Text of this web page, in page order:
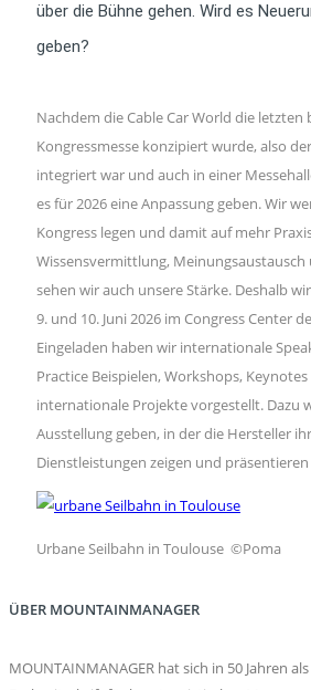
über die Bühne gehen. Wird es
geben?
Nachdem die Cable Car World die letzten
Kongressmesse konzipiert wurde, also
integriert war und auch in einer
es für 2026 eine Anpassung geben. Wir
Kongress legen und damit auf mehr
Wissensvermittlung, Meinungsaustausch
sehen wir auch unsere Stärke. Deshalb
9. und 10. Juni 2026 im Congress Center
Eingeladen haben wir internationale
Practice Beispielen, Workshops,
internationale Projekte vorgestellt. Dazu
Ausstellung geben, in der die Hersteller
Dienstleistungen zeigen und
Urbane Seilbahn in Toulouse ©Poma
ÜBER MOUNTAINMANAGER
MOUNTAINMANAGER hat sich in 50 Jahren